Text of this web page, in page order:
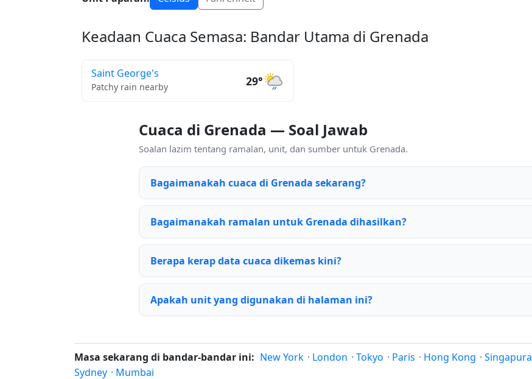
Keadaan Cuaca Semasa: Bandar Utama di Grenada
Saint George's
Patchy rain nearby 29°
Cuaca di Grenada — Soal Jawab
Soalan lazim tentang ramalan, unit, dan sumber untuk Grenada.
Bagaimanakah cuaca di Grenada sekarang?
Bagaimanakah ramalan untuk Grenada dihasilkan?
Berapa kerap data cuaca dikemas kini?
Apakah unit yang digunakan di halaman ini?
Masa sekarang di bandar-bandar ini: New York · London · Tokyo · Paris · Hong Kong · Singapura
Sydney · Mumbai